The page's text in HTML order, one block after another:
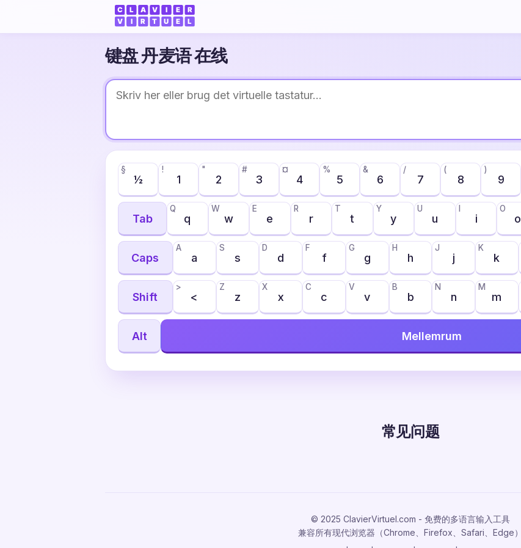
键盘 丹麦语 在线
½
§
1
!
2
"
3
#
4
¤
5
%
6
&
7
/
8
(
9
)
Tab q
Q
w
W
e
E
r
R
t
T
y
Y
u
U
i o
O
Caps a
A
s
S
d
D
f
F
g
G
h
H
j
J
k
K
Shift <
>
z
Z
x
X
c
C
v
V
b
B
n
N
m
M
Alt Mellemrum
常见问题
© 2025 ClavierVirtuel.com - 免费的多语言输入工具
兼容所有现代浏览器（Chrome、Firefox、Safari、Edge）